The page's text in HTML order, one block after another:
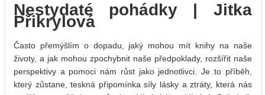
Nestydaté pohádky | Jitka
Přikrylová
Často přemýšlím o dopadu, jaký mohou mít knihy na naše
životy, a jak mohou zpochybnit naše předpoklady, rozšířit naše
perspektivy a pomoci nám růst jako jednotlivci. Je to příběh,
který zůstane, teskná připomínka síly lásky a ztráty, která nás